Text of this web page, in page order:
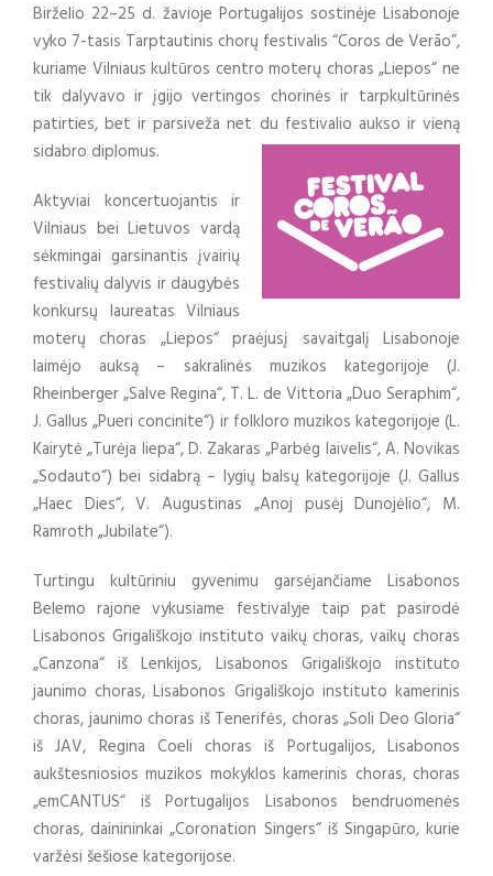
Birželio 22–25 d. žavioje Portugalijos sostinėje Lisabonoje
vyko 7-tasis Tarptautinis chorų festivalis “Coros de Verão”,
kuriame Vilniaus kultūros centro moterų choras „Liepos“ ne
tik dalyvavo ir įgijo vertingos chorinės ir tarpkultūrinės
patirties, bet ir parsiveža net du festivalio aukso ir vieną
sidabro diplomus.
Aktyviai koncertuojantis ir
Vilniaus bei Lietuvos vardą
sėkmingai garsinantis įvairių
festivalių dalyvis ir daugybės
konkursų laureatas Vilniaus
moterų choras „Liepos“ praėjusį savaitgalį Lisabonoje
laimėjo auksą – sakralinės muzikos kategorijoje (J.
Rheinberger „Salve Regina“, T. L. de Vittoria „Duo Seraphim“,
J. Gallus „Pueri concinite“) ir folkloro muzikos kategorijoje (L.
Kairytė „Turėja liepa“, D. Zakaras „Parbėg laivelis“, A. Novikas
„Sodauto“) bei sidabrą – lygių balsų kategorijoje (J. Gallus
„Haec Dies“, V. Augustinas „Anoj pusėj Dunojėlio“, M.
Ramroth „Jubilate“).
Turtingu kultūriniu gyvenimu garsėjančiame Lisabonos
Belemo rajone vykusiame festivalyje taip pat pasirodė
Lisabonos Grigališkojo instituto vaikų choras, vaikų choras
„Canzona“ iš Lenkijos, Lisabonos Grigališkojo instituto
jaunimo choras, Lisabonos Grigališkojo instituto kamerinis
choras, jaunimo choras iš Tenerifės, choras „Soli Deo Gloria“
iš JAV, Regina Coeli choras iš Portugalijos, Lisabonos
aukštesniosios muzikos mokyklos kamerinis choras, choras
„emCANTUS“ iš Portugalijos Lisabonos bendruomenės
choras, dainininkai „Coronation Singers“ iš Singapūro, kurie
varžėsi šešiose kategorijose.